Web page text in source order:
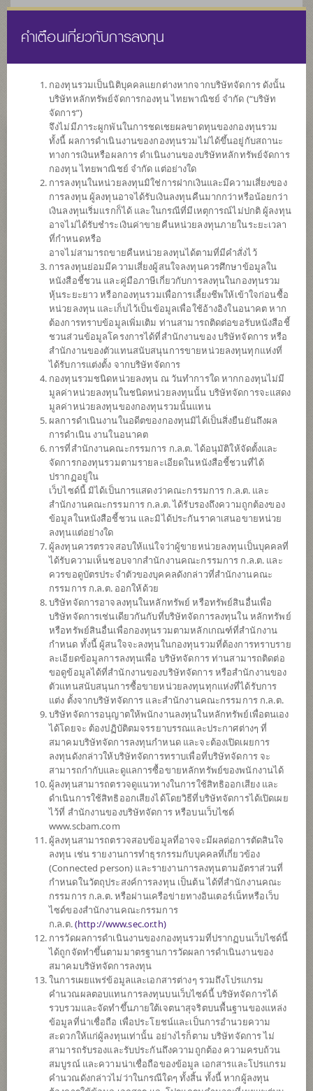
หน้าแรก รายการกองทุน ข้อมูลกองทุน
ค้นหากองทุนดีๆ กับ scbam
กองทุนเปิดไทยพาณิชย์ โกลบอลดิจิตอล เพื่อ
การเลี้ยงชีพ (ชนิดสะสมมูลค่า)
SCBRMDIGI(A)
ความเสี่ยงสูง
6
ตั้งแต่ต้นปี
+21.68%
วันที่ 5 สิงหาคม 2569
มูลค่าหน่วยลงทุน
22.6572
-0.2143
ข้อมูล ณ วันที่ 5 ส.ค. 2569
*ตามสกุลเงินของกองทุน
ข้อมูลสรุป
ผลการดำเนินงาน
ข้อมูลการสั่งซื้อขาย
ดาวน์โหลดเอกสาร
ปฏิทินวันหยุด
นโยบาย
เน้นลงทุนในหน่วยลงทุนของกองทุนรวมต่างประเทศเพียงกองทุนเดียว
(Feeder Fund) ได้แก่ BNP Paribas Funds Disruptive Technology
(กองทุนหลัก) ชนิดหน่วยลงทุน (share class) I USD สกุลเงินดอลลาร์
คำเตือนเกี่ยวกับการลงทุน
กองทุนรวมเป็นนิติบุคคลแยกต่างหากจากบริษัทจัดการ ดังนั้น
บริษัทหลักทรัพย์จัดการกองทุน ไทยพาณิชย์ จำกัด (“บริษัท
จัดการ”)
จึงไม่มีภาระผูกพันในการชดเชยผลขาดทุนของกองทุนรวม
ทั้งนี้ ผลการดำเนินงานของกองทุนรวมไม่ได้ขึ้นอยู่กับสถานะ
ทางการเงินหรือผลการ ดำเนินงานของบริษัทหลักทรัพย์จัดการ
กองทุน ไทยพาณิชย์ จำกัด แต่อย่างใด
การลงทุนในหน่วยลงทุนมิใช่การฝากเงินและมีความเสี่ยงของ
การลงทุน ผู้ลงทุนอาจได้รับเงินลงทุนคืนมากกว่าหรือน้อยกว่า
เงินลงทุนเริ่มแรกก็ได้ และในกรณีที่มีเหตุการณ์ไม่ปกติ ผู้ลงทุน
อาจไม่ได้รับชำระเงินค่าขายคืนหน่วยลงทุนภายในระยะเวลา
ที่กำหนดหรือ
อาจไม่สามารถขายคืนหน่วยลงทุนได้ตามที่มีคำสั่งไว้
การลงทุนย่อมมีความเสี่ยงผู้สนใจลงทุนควรศึกษาข้อมูลใน
หนังสือชี้ชวน และคู่มือภาษีเกี่ยวกับการลงทุนในกองทุนรวม
หุ้นระยะยาว หรือกองทุนรวมเพื่อการเลี้ยงชีพให้เข้าใจก่อนซื้อ
หน่วยลงทุน และเก็บไว้เป็นข้อมูลเพื่อใช้อ้างอิงในอนาคต หาก
ต้องการทราบข้อมูลเพิ่มเติม ท่านสามารถติดต่อขอรับหนังสือชี้
ชวนส่วนข้อมูลโครงการได้ที่สำนักงานของ บริษัทจัดการ หรือ
สำนักงานของตัวแทนสนับสนุนการขายหน่วยลงทุนทุกแห่งที่
ได้รับการแต่งตั้ง จากบริษัทจัดการ
กองทุนรวมชนิดหน่วยลงทุน ณ วันทำการใด หากกองทุนไม่มี
มูลค่าหน่วยลงทุนในชนิดหน่วยลงทุนนั้น บริษัทจัดการจะแสดง
มูลค่าหน่วยลงทุนของกองทุนรวมนั้นแทน
ผลการดำเนินงานในอดีตของกองทุนมิได้เป็นสิ่งยืนยันถึงผล
การดำเนิน งานในอนาคต
การที่สำนักงานคณะกรรมการ ก.ล.ต. ได้อนุมัติให้จัดตั้งและ
จัดการกองทุนรวมตามรายละเอียดในหนังสือชี้ชวนที่ได้
ปรากฏอยู่ใน
เว็บไซด์นี้ มิได้เป็นการแสดงว่าคณะกรรมการ ก.ล.ต. และ
สำนักงานคณะกรรมการ ก.ล.ต. ได้รับรองถึงความถูกต้องของ
ข้อมูลในหนังสือชี้ชวน และมิได้ประกันราคาเสนอขายหน่วย
ลงทุนแต่อย่างใด
ผู้ลงทุนควรตรวจสอบให้แน่ใจว่าผู้ขายหน่วยลงทุนเป็นบุคคลที่
ได้รับความเห็นชอบจากสำนักงานคณะกรรมการ ก.ล.ต. และ
ควรขอดูบัตรประจำตัวของบุคคลดังกล่าวที่สำนักงานคณะ
กรรมการ ก.ล.ต. ออกให้ด้วย
บริษัทจัดการอาจลงทุนในหลักทรัพย์ หรือทรัพย์สินอื่นเพื่อ
บริษัทจัดการเช่นเดียวกันกับที่บริษัทจัดการลงทุนใน หลักทรัพย์
หรือทรัพย์สินอื่นเพื่อกองทุนรวมตามหลักเกณฑ์ที่สำนักงาน
กำหนด ทั้งนี้ ผู้สนใจจะลงทุนในกองทุนรวมที่ต้องการทราบราย
ละเอียดข้อมูลการลงทุนเพื่อ บริษัทจัดการ ท่านสามารถติดต่อ
ขอดูข้อมูลได้ที่สำนักงานของบริษัทจัดการ หรือสำนักงานของ
ตัวแทนสนับสนุนการซื้อขายหน่วยลงทุนทุกแห่งที่ได้รับการ
แต่ง ตั้งจากบริษัทจัดการ และสำนักงานคณะกรรมการ ก.ล.ต.
บริษัทจัดการอนุญาตให้พนักงานลงทุนในหลักทรัพย์เพื่อตนเอง
ได้โดยจะ ต้องปฏิบัติตมจรรยาบรรณและประกาศต่างๆ ที่
สมาคมบริษัทจัดการลงทุนกำหนด และจะต้องเปิดเผยการ
ลงทุนดังกล่าวให้บริษัทจัดการทราบเพื่อที่บริษัทจัดการ จะ
สามารถกำกับและดูแลการซื้อขายหลักทรัพย์ของพนักงานได้
ผู้ลงทุนสามารถตรวจดูแนวทางในการใช้สิทธิออกเสียง และ
ดำเนินการใช้สิทธิออกเสียงได้โดยวิธีที่บริษัทจัดการได้เปิดเผย
ไว้ที่ สำนักงานของบริษัทจัดการ หรือบนเว็บไซด์
www.scbam.com
ผู้ลงทุนสามารถตรวจสอบข้อมูลที่อาจจะมีผลต่อการตัดสินใจ
ลงทุน เช่น รายงานการทำธุรกรรมกับบุคคลที่เกี่ยวข้อง
(Connected person) และรายงานการลงทุนตามอัตราส่วนที่
กำหนดในวัตถุประสงค์การลงทุน เป็นต้น ได้ที่สำนักงานคณะ
กรรมการ ก.ล.ต. หรือผ่านเครือข่ายทางอินเตอร์เน็ทหรือเว็บ
ไซด์ของสำนักงานคณะกรรมการ
ก.ล.ต.(http://www.sec.or.th)
การวัดผลการดำเนินงานของกองทุนรวมที่ปรากฏบนเว็บไซด์นี้
ได้ถูกจัดทำขึ้นตามมาตรฐานการวัดผลการดำเนินงานของ
สมาคมบริษัทจัดการลงทุน
ในการเผยแพร่ข้อมูลและเอกสารต่างๆ รวมถึงโปรแกรม
คำนวณผลตอบแทนการลงทุนบนเว็บไซด์นี้ บริษัทจัดการได้
รวบรวมและจัดทำขึ้นภายใต้เจตนาสุจริตบนพื้นฐานของแหล่ง
ข้อมูลที่น่าเชื่อถือ เพื่อประโยชน์และเป็นการอำนวยความ
สะดวกให้แก่ผู้ลงทุนเท่านั้น อย่างไรก็ตาม บริษัทจัดการ ไม่
สามารถรับรองและรับประกันถึงความถูกต้อง ความครบถ้วน
สมบูรณ์ และความน่าเชื่อถือของข้อมูล เอกสารและโปรแกรม
คำนวณดังกล่าวไม่ว่าในกรณีใดๆ ทั้งสิ้น ทั้งนี้ หากผู้ลงทุน